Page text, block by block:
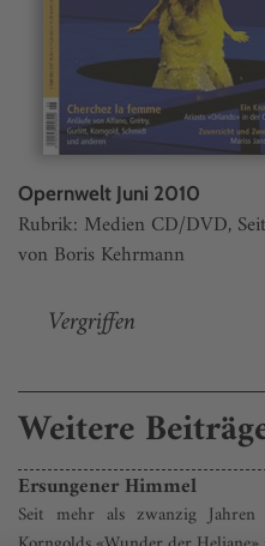
Opernwelt Juni 2010
Rubrik: Medien CD/DVD,
von Boris Kehrmann
Vergriffen
Weitere
Ersungener Himmel
Seit mehr als zwanzig